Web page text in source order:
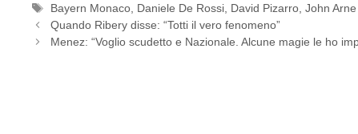
Tag
Bayern Monaco, Daniele De Rossi, David Pizarro,John
Quando Ribery disse: “Totti il vero fenomeno”
Menez: “Voglio scudetto e Nazionale. Alcune magie le ho